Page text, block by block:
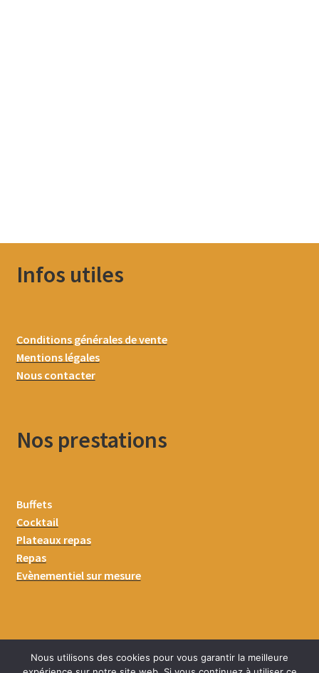
Infos utiles
Conditions générales de vente
Mentions légales
Nous contacter
Nos prestations
Buffets
Cocktail
Plateaux repas
Repas
Evènementiel sur mesure
Nous utilisons des cookies pour vous garantir la meilleure